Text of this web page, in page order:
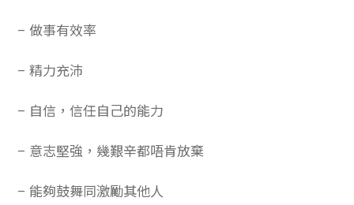
– 做事有效率
– 精力充沛
– 自信，信任自己的能力
– 意志堅強，幾艱辛都唔肯放棄
– 能夠鼓舞同激勵其他人